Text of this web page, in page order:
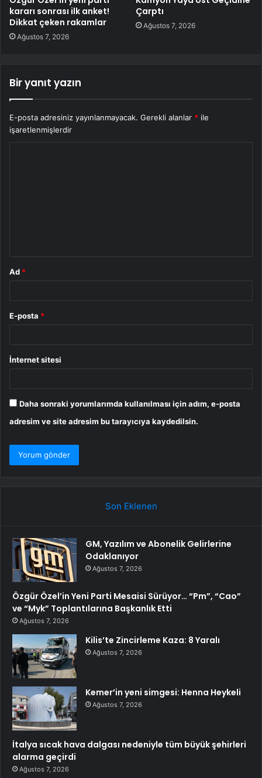
kararı sonrası ilk anket!
Dikkat çeken rakamlar
Ağustos 7, 2026
Çarptı
Ağustos 7, 2026
Bir yanıt yazın
E-posta adresiniz yayınlanmayacak. Gerekli alanlar * ile
işaretlenmişlerdir
Ad *
E-posta *
İnternet sitesi
Daha sonraki yorumlarımda kullanılması için adım, e-posta
adresim ve site adresim bu tarayıcıya kaydedilsin.
Son Eklenen
GM, Yazılım ve Abonelik Gelirlerine
Odaklanıyor
Ağustos 7, 2026
Özgür Özel’in Yeni Parti Mesaisi Sürüyor… “Pm”, “Cao”
ve “Myk” Toplantılarına Başkanlık Etti
Ağustos 7, 2026
Kilis’te Zincirleme Kaza: 8 Yaralı
Ağustos 7, 2026
Kemer’in yeni simgesi: Henna Heykeli
Ağustos 7, 2026
İtalya sıcak hava dalgası nedeniyle tüm büyük şehirleri
alarma geçirdi
Ağustos 7, 2026